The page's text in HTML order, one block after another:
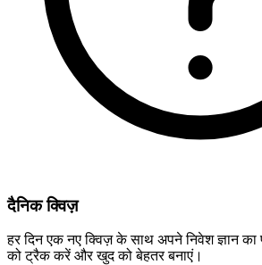
दैनिक क्विज़
हर दिन एक नए क्विज़ के साथ अपने निवेश ज्ञान का
को ट्रैक करें और खुद को बेहतर बनाएं।